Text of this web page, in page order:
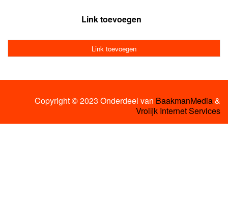
Link toevoegen
Link toevoegen
Copyright © 2023 Onderdeel van BaakmanMedia&
Vrolijk Internet Services